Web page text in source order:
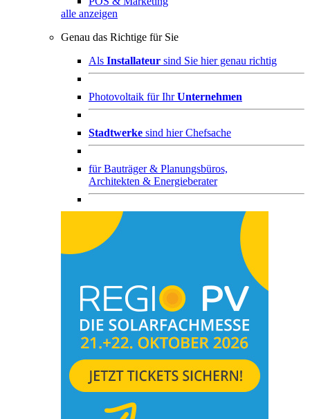
alle anzeigen
Genau das Richtige für Sie
Als Installateur sind Sie hier genau richtig
Photovoltaik für IhrUnternehmen
Stadtwerke sind hier Chefsache
fürBauträger & Planungsbüros,
Architekten & Energieberater